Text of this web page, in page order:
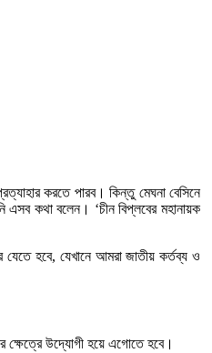
করতে পারব। কিন্তু মেঘনা বেসিনে
এসব কথা বলেন। ‘চীন বিপ্লবের মহানায়ক
হবে, যেখানে আমরা জাতীয় কর্তব্য ও
ক্ষেত্রে উদ্যোগী হয়ে এগোতে হবে।